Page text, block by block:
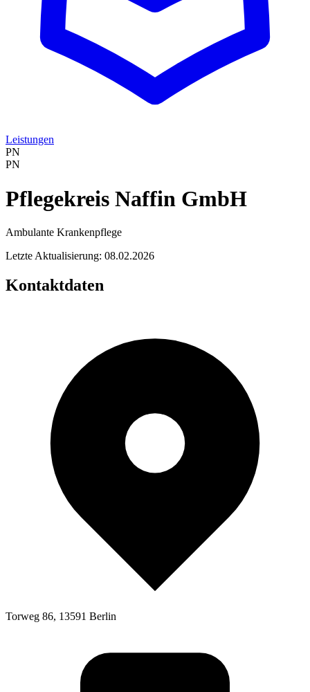
Leistungen
PN
PN
Pflegekreis Naffin GmbH
Ambulante Krankenpflege
Letzte Aktualisierung: 08.02.2026
Kontaktdaten
Torweg 86, 13591 Berlin